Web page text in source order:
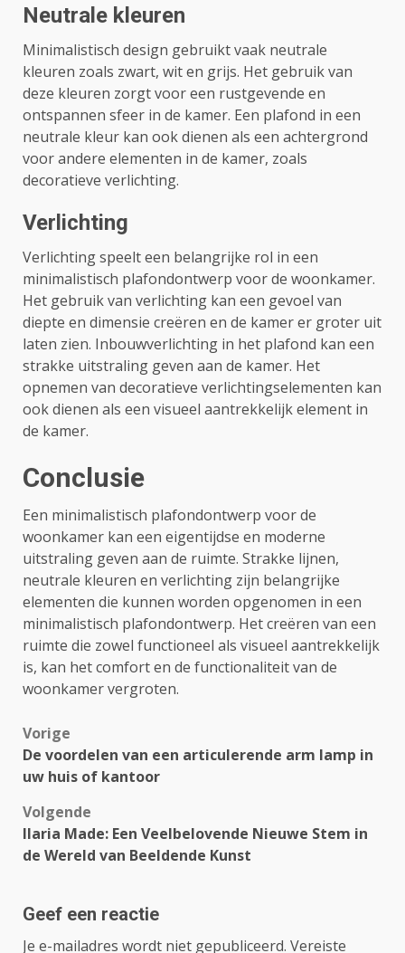
Neutrale kleuren
Minimalistisch design gebruikt vaak neutrale
kleuren zoals zwart, wit en grijs. Het gebruik van
deze kleuren zorgt voor een rustgevende en
ontspannen sfeer in de kamer. Een plafond in een
neutrale kleur kan ook dienen als een achtergrond
voor andere elementen in de kamer, zoals
decoratieve verlichting.
Verlichting
Verlichting speelt een belangrijke rol in een
minimalistisch plafondontwerp voor de woonkamer.
Het gebruik van verlichting kan een gevoel van
diepte en dimensie creëren en de kamer er groter uit
laten zien. Inbouwverlichting in het plafond kan een
strakke uitstraling geven aan de kamer. Het
opnemen van decoratieve verlichtingselementen kan
ook dienen als een visueel aantrekkelijk element in
de kamer.
Conclusie
Een minimalistisch plafondontwerp voor de
woonkamer kan een eigentijdse en moderne
uitstraling geven aan de ruimte. Strakke lijnen,
neutrale kleuren en verlichting zijn belangrijke
elementen die kunnen worden opgenomen in een
minimalistisch plafondontwerp. Het creëren van een
ruimte die zowel functioneel als visueel aantrekkelijk
is, kan het comfort en de functionaliteit van de
woonkamer vergroten.
Bericht
navigatie
Vorige
De voordelen van een articulerende arm lamp in
uw huis of kantoor
Volgende
Ilaria Made: Een Veelbelovende Nieuwe Stem in
de Wereld van Beeldende Kunst
Geef een reactie
Je e-mailadres wordt niet gepubliceerd. Vereiste